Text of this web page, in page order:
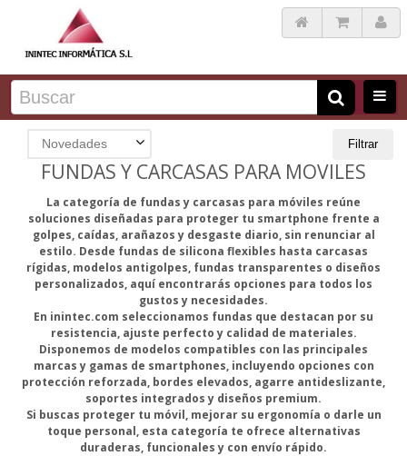
Filtrar
Novedades
FUNDAS Y CARCASAS PARA MOVILES
La categoría de fundas y carcasas para móviles reúne
soluciones diseñadas para proteger tu smartphone frente a
golpes, caídas, arañazos y desgaste diario, sin renunciar al
estilo. Desde fundas de silicona flexibles hasta carcasas
rígidas, modelos antigolpes, fundas transparentes o diseños
personalizados, aquí encontrarás opciones para todos los
gustos y necesidades.
En inintec.com seleccionamos fundas que destacan por su
resistencia, ajuste perfecto y calidad de materiales.
Disponemos de modelos compatibles con las principales
marcas y gamas de smartphones, incluyendo opciones con
protección reforzada, bordes elevados, agarre antideslizante,
soportes integrados y diseños premium.
Si buscas proteger tu móvil, mejorar su ergonomía o darle un
toque personal, esta categoría te ofrece alternativas
duraderas, funcionales y con envío rápido.